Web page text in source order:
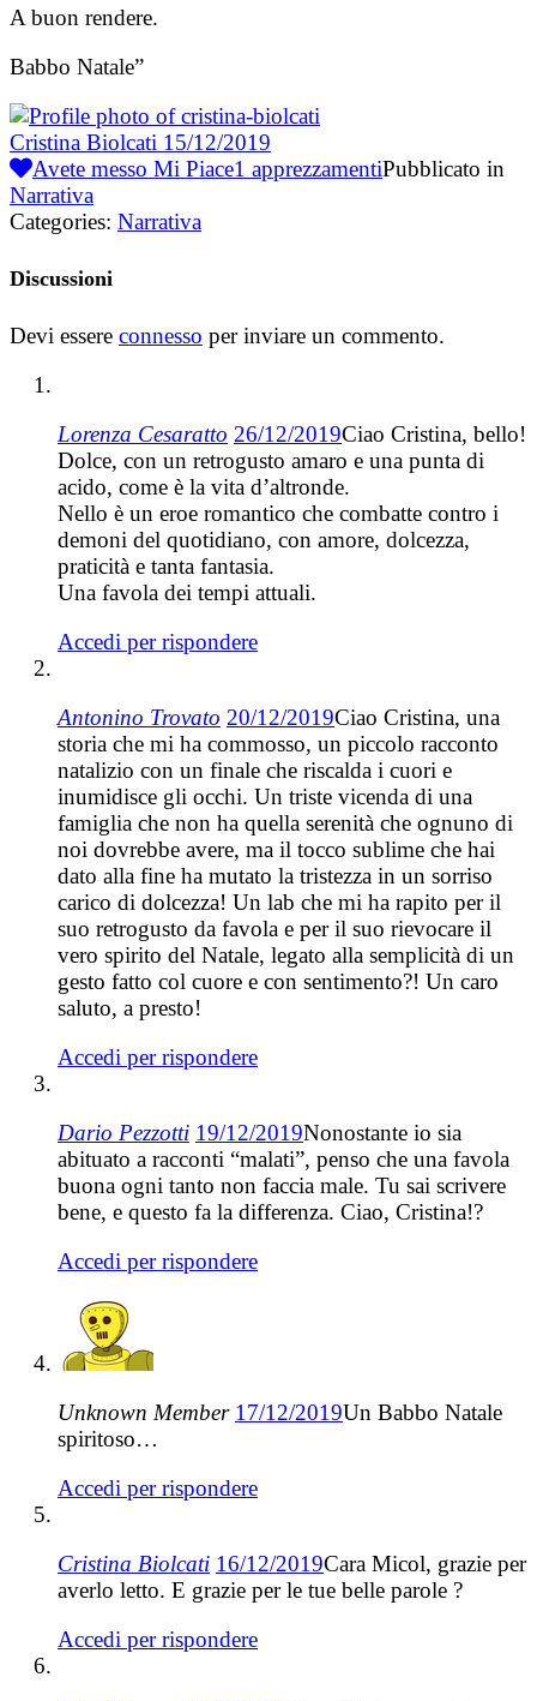
A buon rendere.
Babbo Natale”
Cristina Biolcati 15/12/2019
Avete messo Mi Piace1 apprezzamentiPubblicato in
Narrativa
Categories: Narrativa
Discussioni
Devi essere connesso per inviare un commento.
Lorenza Cesaratto 26/12/2019Ciao Cristina, bello!
Dolce, con un retrogusto amaro e una punta di
acido, come è la vita d’altronde.
Nello è un eroe romantico che combatte contro i
demoni del quotidiano, con amore, dolcezza,
praticità e tanta fantasia.
Una favola dei tempi attuali.
Accedi per rispondere
Antonino Trovato 20/12/2019Ciao Cristina, una
storia che mi ha commosso, un piccolo racconto
natalizio con un finale che riscalda i cuori e
inumidisce gli occhi. Un triste vicenda di una
famiglia che non ha quella serenità che ognuno di
noi dovrebbe avere, ma il tocco sublime che hai
dato alla fine ha mutato la tristezza in un sorriso
carico di dolcezza! Un lab che mi ha rapito per il
suo retrogusto da favola e per il suo rievocare il
vero spirito del Natale, legato alla semplicità di un
gesto fatto col cuore e con sentimento?! Un caro
saluto, a presto!
Accedi per rispondere
Dario Pezzotti 19/12/2019Nonostante io sia
abituato a racconti “malati”, penso che una favola
buona ogni tanto non faccia male. Tu sai scrivere
bene, e questo fa la differenza. Ciao, Cristina!?
Accedi per rispondere
Unknown Member 17/12/2019Un Babbo Natale
spiritoso…
Accedi per rispondere
Cristina Biolcati 16/12/2019Cara Micol, grazie per
averlo letto. E grazie per le tue belle parole ?
Accedi per rispondere